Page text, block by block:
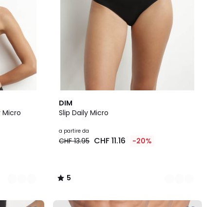
Micro
DIM
Slip Daily Micro
a partire da
CHF 13.95 CHF 11.16 -20%
5
/
3
Colori
5
/